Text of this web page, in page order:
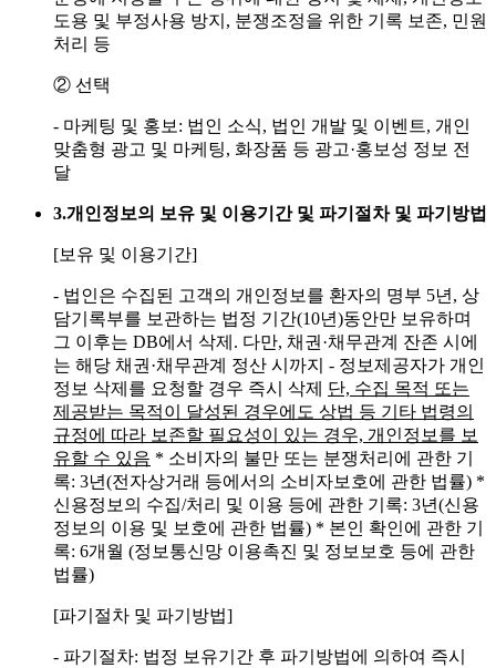
도용 및 부정사용 방지, 분쟁조정을 위한 기록 보존, 민원
처리 등
② 선택
- 마케팅 및 홍보: 법인 소식, 법인 개발 및 이벤트, 개인
맞춤형 광고 및 마케팅, 화장품 등 광고·홍보성 정보 전
달
3.개인정보의 보유 및 이용기간 및 파기절차 및 파기방법
[보유 및 이용기간]
- 법인은 수집된 고객의 개인정보를 환자의 명부 5년, 상
담기록부를 보관하는 법정 기간(10년)동안만 보유하며
그 이후는 DB에서 삭제. 다만, 채권·채무관계 잔존 시에
는 해당 채권·채무관계 정산 시까지 - 정보제공자가 개인
정보 삭제를 요청할 경우 즉시 삭제 단, 수집 목적 또는
제공받는 목적이 달성된 경우에도 상법 등 기타 법령의
규정에 따라 보존할 필요성이 있는 경우, 개인정보를 보
유할 수 있음 * 소비자의 불만 또는 분쟁처리에 관한 기
록: 3년(전자상거래 등에서의 소비자보호에 관한 법률) *
신용정보의 수집/처리 및 이용 등에 관한 기록: 3년(신용
정보의 이용 및 보호에 관한 법률) * 본인 확인에 관한 기
록: 6개월 (정보통신망 이용촉진 및 정보보호 등에 관한
법률)
[파기절차 및 파기방법]
- 파기절차: 법정 보유기간 후 파기방법에 의하여 즉시